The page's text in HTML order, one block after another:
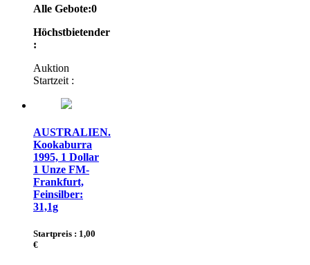
Alle Gebote:0
Höchstbietender
:
Auktion
Startzeit :
AUSTRALIEN.
Kookaburra
1995, 1 Dollar
1 Unze FM-
Frankfurt,
Feinsilber:
31,1g
Startpreis : 1,00
€